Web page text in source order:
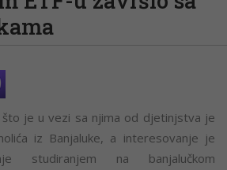
što je u vezi sa njima od djetinjstva je
iz Banjaluke, a interesovanje je
studiranjem na banjalučkom